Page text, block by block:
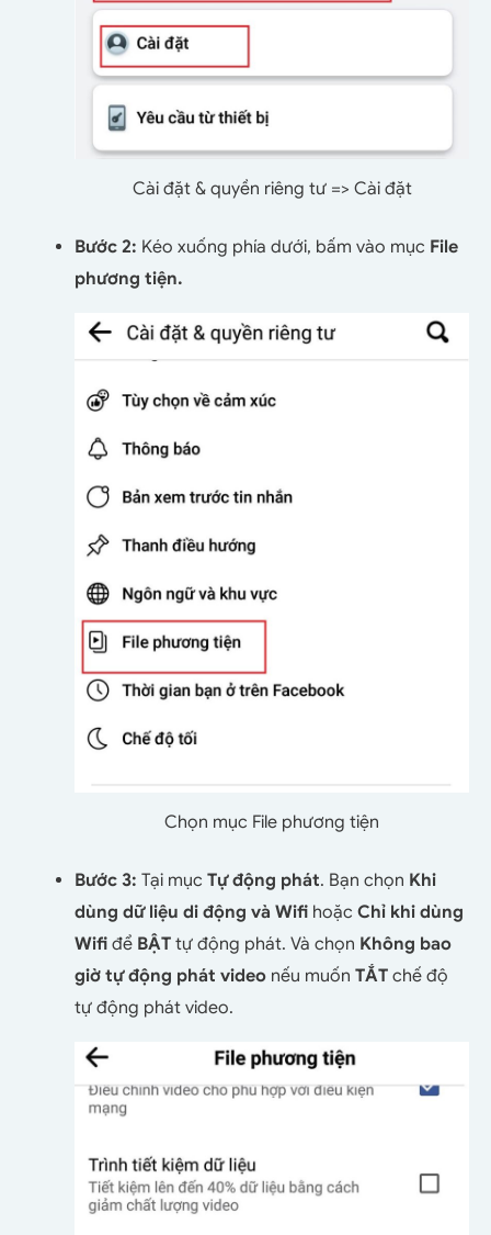
Cài đặt & quyền riêng tư => Cài đặt
Bước 2: Kéo xuống phía dưới, bấm vào mục File
phương tiện.
Chọn mục File phương tiện
Bước 3: Tại mục Tự động phát. Bạn chọn Khi
dùng dữ liệu di động và Wifi hoặc Chỉ khi dùng
Wifi để BẬT tự động phát. Và chọn Không bao
giờ tự động phát video nếu muốn TẮT chế độ
tự động phát video.